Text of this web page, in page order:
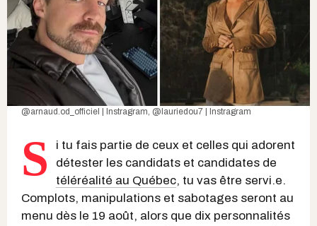
@arnaud.od_officiel | Instragram, @lauriedou7 | Instragram
S
i tu fais partie de ceux et celles qui adorent
détester les candidats et candidates de
téléréalité au Québec, tu vas être servi.e.
Complots, manipulations et sabotages seront au
menu dès le 19 août, alors que dix personnalités